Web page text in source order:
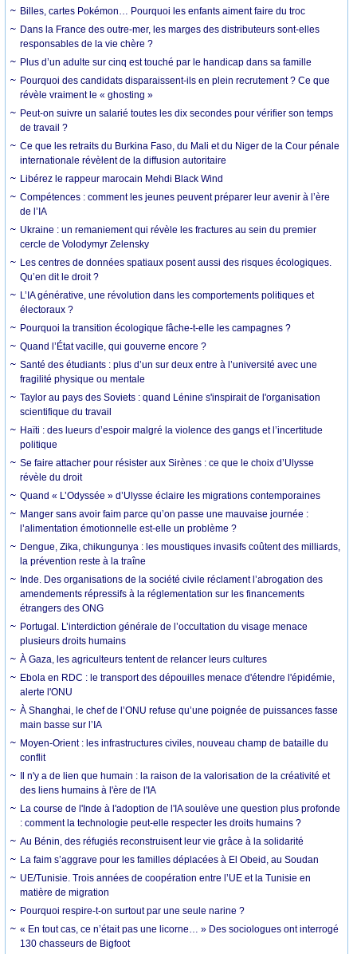
Billes, cartes Pokémon… Pourquoi les enfants aiment faire du troc
Dans la France des outre-mer, les marges des distributeurs sont-elles
responsables de la vie chère ?
Plus d’un adulte sur cinq est touché par le handicap dans sa famille
Pourquoi des candidats disparaissent-ils en plein recrutement ? Ce que
révèle vraiment le « ghosting »
Peut-on suivre un salarié toutes les dix secondes pour vérifier son temps
de travail ?
Ce que les retraits du Burkina Faso, du Mali et du Niger de la Cour pénale
internationale révèlent de la diffusion autoritaire
Libérez le rappeur marocain Mehdi Black Wind
Compétences : comment les jeunes peuvent préparer leur avenir à l’ère
de l’IA
Ukraine : un remaniement qui révèle les fractures au sein du premier
cercle de Volodymyr Zelensky
Les centres de données spatiaux posent aussi des risques écologiques.
Qu’en dit le droit ?
L’IA générative, une révolution dans les comportements politiques et
électoraux ?
Pourquoi la transition écologique fâche-t-elle les campagnes ?
Quand l’État vacille, qui gouverne encore ?
Santé des étudiants : plus d’un sur deux entre à l’université avec une
fragilité physique ou mentale
Taylor au pays des Soviets : quand Lénine s'inspirait de l'organisation
scientifique du travail
Haïti : des lueurs d’espoir malgré la violence des gangs et l’incertitude
politique
Se faire attacher pour résister aux Sirènes : ce que le choix d’Ulysse
révèle du droit
Quand « L’Odyssée » d’Ulysse éclaire les migrations contemporaines
Manger sans avoir faim parce qu’on passe une mauvaise journée :
l’alimentation émotionnelle est-elle un problème ?
Dengue, Zika, chikungunya : les moustiques invasifs coûtent des milliards,
la prévention reste à la traîne
Inde. Des organisations de la société civile réclament l’abrogation des
amendements répressifs à la réglementation sur les financements
étrangers des ONG
Portugal. L’interdiction générale de l’occultation du visage menace
plusieurs droits humains
À Gaza, les agriculteurs tentent de relancer leurs cultures
Ebola en RDC : le transport des dépouilles menace d'étendre l'épidémie,
alerte l'ONU
À Shanghai, le chef de l’ONU refuse qu’une poignée de puissances fasse
main basse sur l’IA
Moyen-Orient : les infrastructures civiles, nouveau champ de bataille du
conflit
Il n'y a de lien que humain : la raison de la valorisation de la créativité et
des liens humains à l'ère de l'IA
La course de l'Inde à l'adoption de l'IA soulève une question plus profonde
: comment la technologie peut-elle respecter les droits humains ?
Au Bénin, des réfugiés reconstruisent leur vie grâce à la solidarité
La faim s’aggrave pour les familles déplacées à El Obeid, au Soudan
UE/Tunisie. Trois années de coopération entre l’UE et la Tunisie en
matière de migration
Pourquoi respire-t-on surtout par une seule narine ?
« En tout cas, ce n’était pas une licorne… » Des sociologues ont interrogé
130 chasseurs de Bigfoot